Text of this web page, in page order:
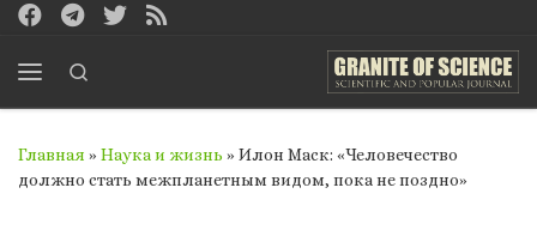
Перейти к содержимому
Главная » Наука и жизнь » Илон Маск: «Человечество
должно стать межпланетным видом, пока не поздно»